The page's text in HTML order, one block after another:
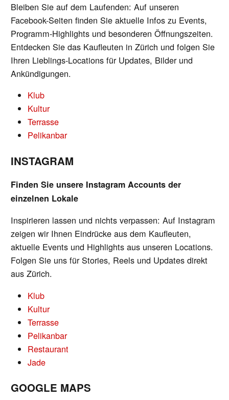
Bleiben Sie auf dem Laufenden: Auf unseren
Facebook-Seiten finden Sie aktuelle Infos zu Events,
Programm-Highlights und besonderen Öffnungszeiten.
Entdecken Sie das Kaufleuten in Zürich und folgen Sie
Ihren Lieblings-Locations für Updates, Bilder und
Ankündigungen.
Klub
Kultur
Terrasse
Pelikanbar
INSTAGRAM
Finden Sie unsere Instagram Accounts der
einzelnen Lokale
Inspirieren lassen und nichts verpassen: Auf Instagram
zeigen wir Ihnen Eindrücke aus dem Kaufleuten,
aktuelle Events und Highlights aus unseren Locations.
Folgen Sie uns für Stories, Reels und Updates direkt
aus Zürich.
Klub
Kultur
Terrasse
Pelikanbar
Restaurant
Jade
GOOGLE MAPS